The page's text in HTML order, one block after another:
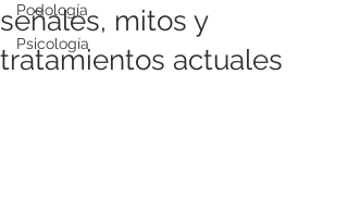
Podología
Psicología
señales, mitos y
tratamientos actuales